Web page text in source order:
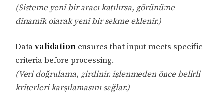
(Sisteme yeni bir aracı katılırsa, görünüme
dinamik olarak yeni bir sekme eklenir.)
Datavalidation ensures that input meets specific
criteria before processing.
(Veri doğrulama, girdinin işlenmeden önce belirli
kriterleri karşılamasını sağlar.)